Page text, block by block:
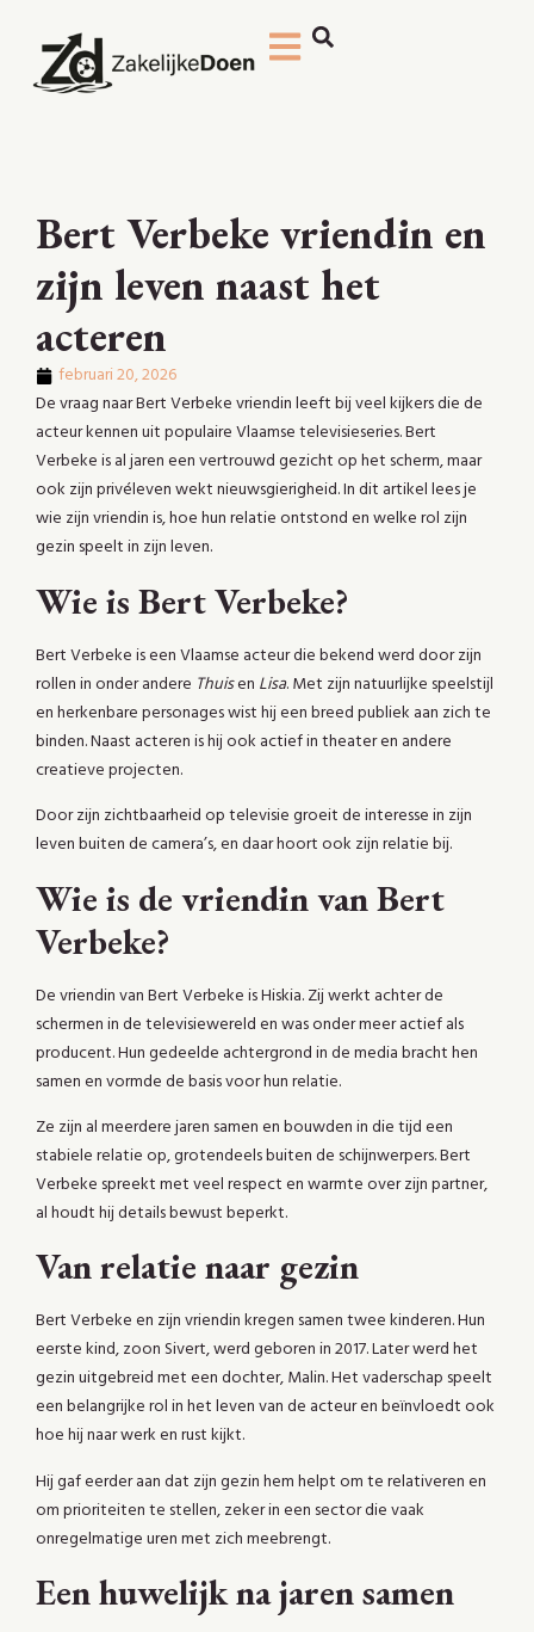
Bert Verbeke vriendin en
zijn leven naast het
acteren
februari 20, 2026
De vraag naar Bert Verbeke vriendin leeft bij veel kijkers die de
acteur kennen uit populaire Vlaamse televisieseries. Bert
Verbeke is al jaren een vertrouwd gezicht op het scherm, maar
ook zijn privéleven wekt nieuwsgierigheid. In dit artikel lees je
wie zijn vriendin is, hoe hun relatie ontstond en welke rol zijn
gezin speelt in zijn leven.
Wie is Bert Verbeke?
Bert Verbeke is een Vlaamse acteur die bekend werd door zijn
rollen in onder andere Thuisen Lisa. Met zijn natuurlijke speelstijl
en herkenbare personages wist hij een breed publiek aan zich te
binden. Naast acteren is hij ook actief in theater en andere
creatieve projecten.
Door zijn zichtbaarheid op televisie groeit de interesse in zijn
leven buiten de camera’s, en daar hoort ook zijn relatie bij.
Wie is de vriendin van Bert
Verbeke?
De vriendin van Bert Verbeke is Hiskia. Zij werkt achter de
schermen in de televisiewereld en was onder meer actief als
producent. Hun gedeelde achtergrond in de media bracht hen
samen en vormde de basis voor hun relatie.
Ze zijn al meerdere jaren samen en bouwden in die tijd een
stabiele relatie op, grotendeels buiten de schijnwerpers. Bert
Verbeke spreekt met veel respect en warmte over zijn partner,
al houdt hij details bewust beperkt.
Van relatie naar gezin
Bert Verbeke en zijn vriendin kregen samen twee kinderen. Hun
eerste kind, zoon Sivert, werd geboren in 2017. Later werd het
gezin uitgebreid met een dochter, Malin. Het vaderschap speelt
een belangrijke rol in het leven van de acteur en beïnvloedt ook
hoe hij naar werk en rust kijkt.
Hij gaf eerder aan dat zijn gezin hem helpt om te relativeren en
om prioriteiten te stellen, zeker in een sector die vaak
onregelmatige uren met zich meebrengt.
Een huwelijk na jaren samen